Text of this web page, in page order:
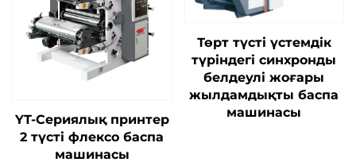
YT-Сериялық принтер
2 түсті флексо баспа
машинасы
Төрт түсті үстемдік
түріндегі синхронды
белдеулі жоғары
жылдамдықты баспа
машинасы